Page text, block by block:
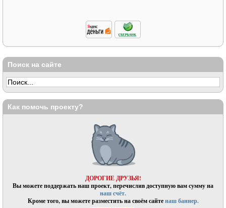
Поиск на сайте
Как помочь проекту?
ДОРОГИЕ ДРУЗЬЯ!
Вы можете поддержать наш проект, перечислив доступную вам сумму на
наш счёт.
Кроме того, вы можете разместить на своём сайтенаш баннер.